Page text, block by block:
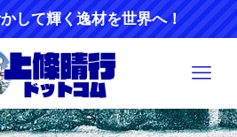
して輝く逸材を世界へ！